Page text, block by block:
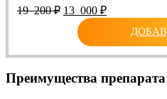
19 200₽ Первоначальная
цена
составляла
200 ₽.
13 000 ₽Текущая
цена:
000 ₽.
Преимущества препарата